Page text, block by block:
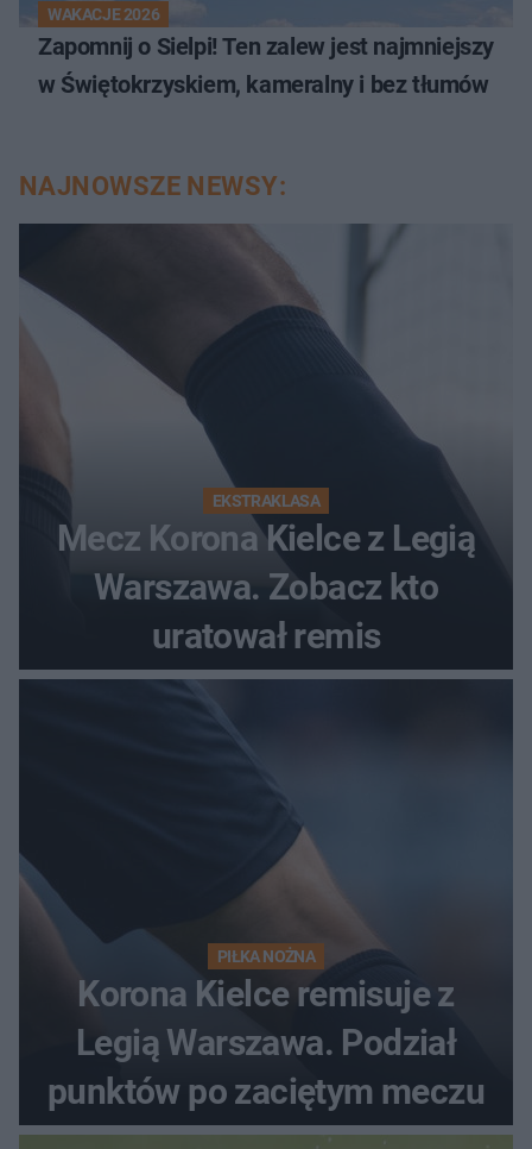
WAKACJE 2026
Zapomnij o Sielpi! Ten zalew jest najmniejszy
w Świętokrzyskiem, kameralny i bez tłumów
NAJNOWSZE NEWSY:
EKSTRAKLASA
Mecz Korona Kielce z Legią
Warszawa. Zobacz kto
uratował remis
PIŁKA NOŻNA
Korona Kielce remisuje z
Legią Warszawa. Podział
punktów po zaciętym meczu